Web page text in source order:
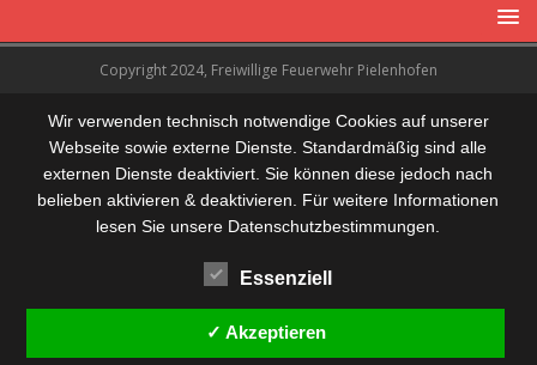
Copyright 2024, Freiwillige Feuerwehr Pielenhofen
Wir verwenden technisch notwendige Cookies auf unserer
Webseite sowie externe Dienste. Standardmäßig sind alle
externen Dienste deaktiviert. Sie können diese jedoch nach
belieben aktivieren & deaktivieren. Für weitere Informationen
lesen Sie unsere Datenschutzbestimmungen.
Essenziell
✓ Akzeptieren